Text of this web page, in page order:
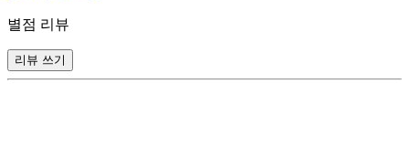
별점 리뷰
리뷰 쓰기